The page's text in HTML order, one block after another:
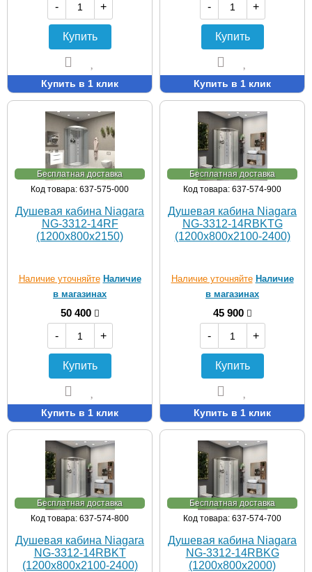
- +
Купить
Купить в 1 клик
- +
Купить
Купить в 1 клик
Бесплатная доставка
Код товара: 637-575-000
Душевая кабина Niagara
NG-3312-14RF
(1200х800х2150)
Наличие уточняйте Наличие
в магазинах
50 400
-
+
Купить
Купить в 1 клик
Бесплатная доставка
Код товара: 637-574-900
Душевая кабина Niagara
NG-3312-14RBKTG
(1200х800х2100-2400)
Наличие уточняйте Наличие
в магазинах
45 900
-
+
Купить
Купить в 1 клик
Бесплатная доставка
Код товара: 637-574-800
Душевая кабина Niagara
NG-3312-14RBKT
(1200х800х2100-2400)
Бесплатная доставка
Код товара: 637-574-700
Душевая кабина Niagara
NG-3312-14RBKG
(1200х800х2000)